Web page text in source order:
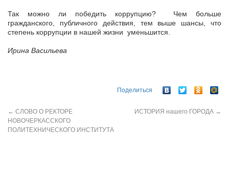
Так можно ли победить коррупцию? Чем больше
гражданского, публичного действия, тем выше шансы, что
степень коррупции в нашей жизни уменьшится.
Ирина Васильева
Поделиться
← СЛОВО О РЕКТОРЕ
НОВОЧЕРКАССКОГО
ПОЛИТЕХНИЧЕСКОГО ИНСТИТУТА
ИСТОРИЯ нашего ГОРОДА →